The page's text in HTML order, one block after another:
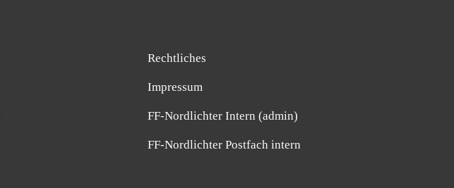
Rechtliches
Impressum
FF-Nordlichter Intern (admin)
FF-Nordlichter Postfach intern